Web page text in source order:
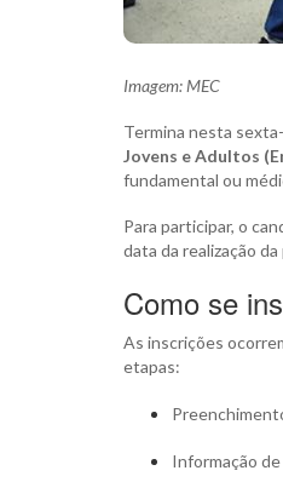
Imagem: MEC
Termina nesta
Jovens e Adultos
fundamental ou
Para participar, o
data da realização da
Como se
As inscrições
etapas:
Informação